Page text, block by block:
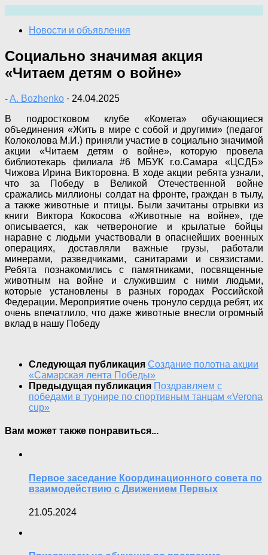
содержимому
Новости и объявления
Социально значимая акция
«Читаем детям о войне»
-A. Bozhenko · 24.04.2025
В подростковом клубе «Комета» обучающиеся
объединения «Жить в мире с собой и другими» (педагог
Колоколова М.И.) приняли участие в социально значимой
акции «Читаем детям о войне», которую провела
библиотекарь филиала #6 МБУК г.о.Самара «ЦСДБ»
Чижова Ирина Викторовна. В ходе акции ребята узнали,
что за Победу в Великой Отечественной войне
сражались миллионы солдат на фронте, граждан в тылу,
а также животные и птицы. Были зачитаны отрывки из
книги Виктора Кокосова «Животные на войне», где
описывается, как четвероногие и крылатые бойцы
наравне с людьми участвовали в опаснейших военных
операциях, доставляли важные грузы, работали
минерами, разведчиками, санитарами и связистами.
Ребята познакомились с памятниками, посвященные
животным на войне и служившим с ними людьми,
которые установлены в разных городах Российской
Федерации. Мероприятие очень тронуло сердца ребят, их
очень впечатлило, что даже животные внесли огромный
вклад в нашу Победу
Следующая публикация Создание полотна акции
«Самарская лента Победы»
Предыдущая публикация Поздравляем с
победами в турнире по спортивным танцам «Verona
cup»
Вам может также понравиться...
Первое заседание Координационного совета по
взаимодействию с Движением Первых
21.05.2024